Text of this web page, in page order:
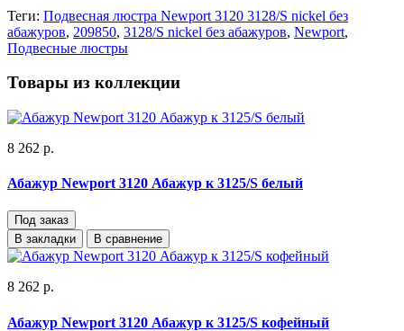
Теги: Подвесная люстра Newport 3120 3128/S nickel без
абажуров, 209850, 3128/S nickel без абажуров, Newport,
Подвесные люстры
Товары из коллекции
8 262 р.
Абажур Newport 3120 Абажур к 3125/S белый
Под заказ
В закладки
В сравнение
8 262 р.
Абажур Newport 3120 Абажур к 3125/S кофейный